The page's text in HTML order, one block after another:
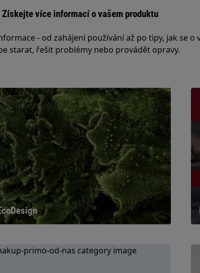
Získejte více informací o vašem produktu
- od zahájení používání až po tipy, jak se o
starat, řešit problémy nebo provádět opravy.